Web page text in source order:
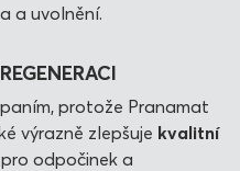
a uvolnění.
protože Pranamat
výrazně zlepšuje kvalitní
odpočinek a